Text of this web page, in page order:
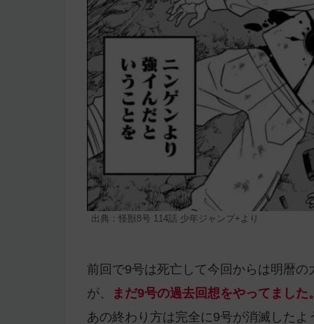
出典：怪獣8号 114話 少年ジャンプ+より
前回で9号は死亡して今回からは明暦
が、
まだ9号の過去回想をやってました
あの終わり方は完全に9号が消滅した